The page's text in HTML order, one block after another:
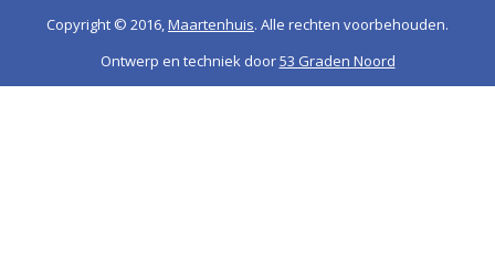
Copyright © 2016,Maartenhuis. Alle rechten voorbehouden.
Ontwerp en techniek door53 Graden Noord